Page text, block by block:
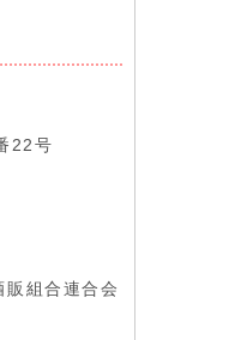
22号
販組合連合会